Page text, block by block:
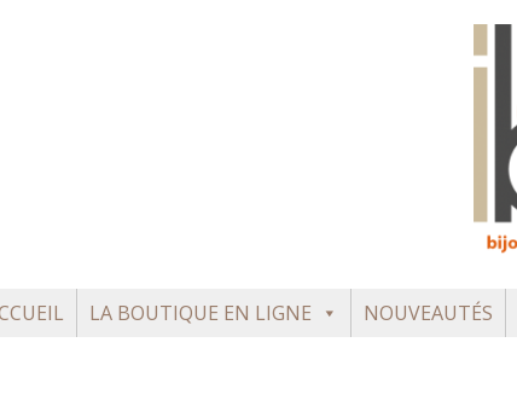
LA BOUTIQUE EN LIGNE NOUVEAUTÉS